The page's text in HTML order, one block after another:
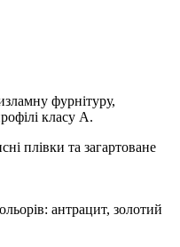
фурнітуру,
класу A.
плівки та загартоване
антрацит, золотий